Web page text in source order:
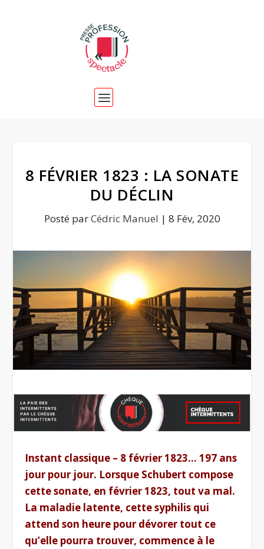
8 FÉVRIER 1823 : LA SONATE
DU DÉCLIN
Posté parCédric Manuel | 8 Fév, 2020
Instant classique – 8 février 1823… 197 ans
jour pour jour. Lorsque Schubert compose
cette sonate, en février 1823, tout va mal.
La maladie latente, cette syphilis qui
attend son heure pour dévorer tout ce
qu’elle pourra trouver, commence à le